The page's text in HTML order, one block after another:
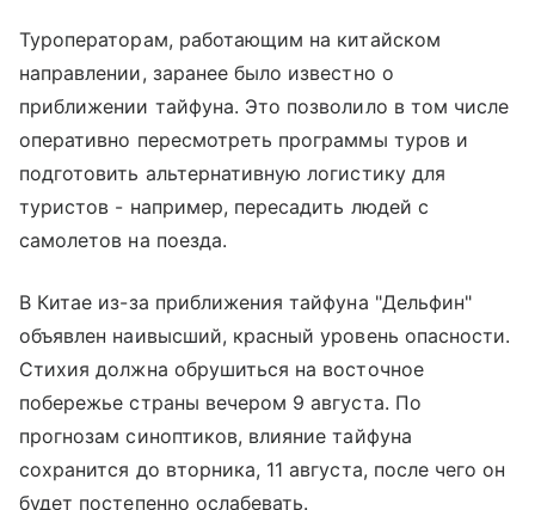
Туроператорам, работающим на китайском
направлении, заранее было известно о
приближении тайфуна. Это позволило в том числе
оперативно пересмотреть программы туров и
подготовить альтернативную логистику для
туристов - например, пересадить людей с
самолетов на поезда.
В Китае из-за приближения тайфуна "Дельфин"
объявлен наивысший, красный уровень опасности.
Стихия должна обрушиться на восточное
побережье страны вечером 9 августа. По
прогнозам синоптиков, влияние тайфуна
сохранится до вторника, 11 августа, после чего он
будет постепенно ослабевать.